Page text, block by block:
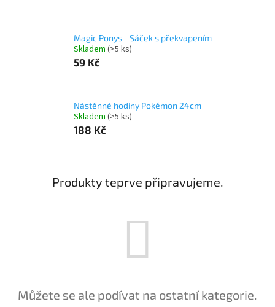
Magic Ponys - Sáček s překvapením
Skladem (>5 ks)
59 Kč
Nástěnné hodiny Pokémon 24cm
Skladem (>5 ks)
188 Kč
Produkty teprve připravujeme.
Můžete se ale podívat na ostatní kategorie.